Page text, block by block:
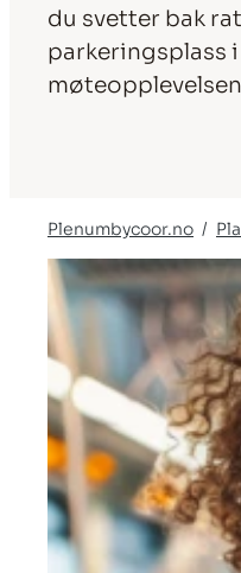
du svetter bak
parkeringsplass
Plenumbycoor.no